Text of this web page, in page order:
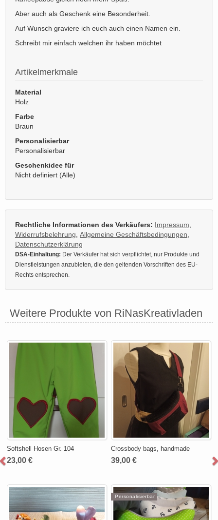
Aber auch als Geschenk eine Besonderheit.
Auf Wunsch graviere ich euch auch einen Namen ein.
Schreibt mir einfach welchen ihr haben möchtet
Artikelmerkmale
Material
Holz
Farbe
Braun
Personalisierbar
Personalisierbar
Geschenkidee für
Nicht definiert (Alle)
Rechtliche Informationen des Verkäufers: Impressum
Widerrufsbelehrung Allgemeine Geschäftsbedingungen
Datenschutzerklärung
DSA-Einhaltung: Der Verkäufer hat sich verpflichtet, nur Produkte und
Dienstleistungen anzubieten, die den geltenden Vorschriften des EU-
Rechts entsprechen.
Weitere Produkte von RiNasKreativladen
Softshell Hosen Gr. 104
23,00 €
Crossbody bags, handmade
39,00 €
Personalisierbar